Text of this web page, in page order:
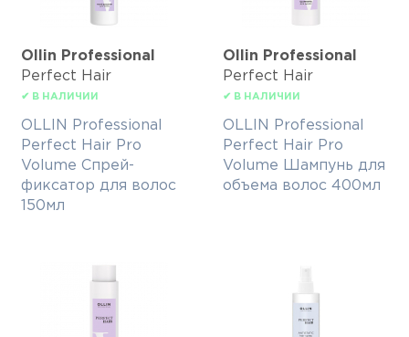
Ollin Professional
Perfect Hair
✔ В НАЛИЧИИ
OLLIN Professional
Perfect Hair Pro
Volume Спрей-
фиксатор для волос
150мл
Ollin Professional
Perfect Hair
✔ В НАЛИЧИИ
OLLIN Professional
Perfect Hair Pro
Volume Шампунь для
объема волос 400мл